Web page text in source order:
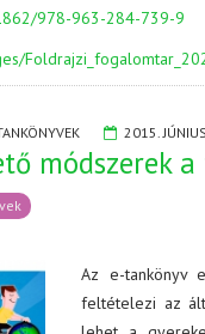
978-963-284-739-9
2015.
módszerek
Az e-tankönyv
feltételezi az